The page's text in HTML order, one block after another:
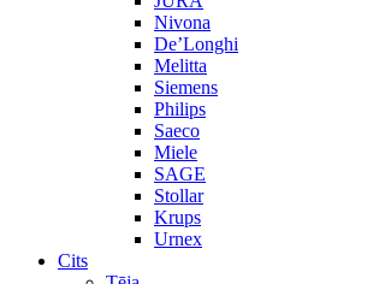
Nivona
De’Longhi
Melitta
Siemens
Philips
Saeco
Miele
SAGE
Stollar
Krups
Urnex
Cits